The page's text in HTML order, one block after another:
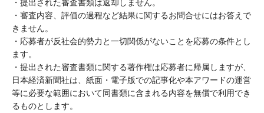
・提出された審査書類は返却しません。
・審査内容、評価の過程など結果に関するお問合せにはお答えで
きません。
・応募者が反社会的勢力と一切関係がないことを応募の条件とし
ます。
・提出された審査書類に関する著作権は応募者に帰属しますが、
日本経済新聞社は、紙面・電子版での記事化や本アワードの運営
等に必要な範囲において同書類に含まれる内容を無償で利用でき
るものとします。